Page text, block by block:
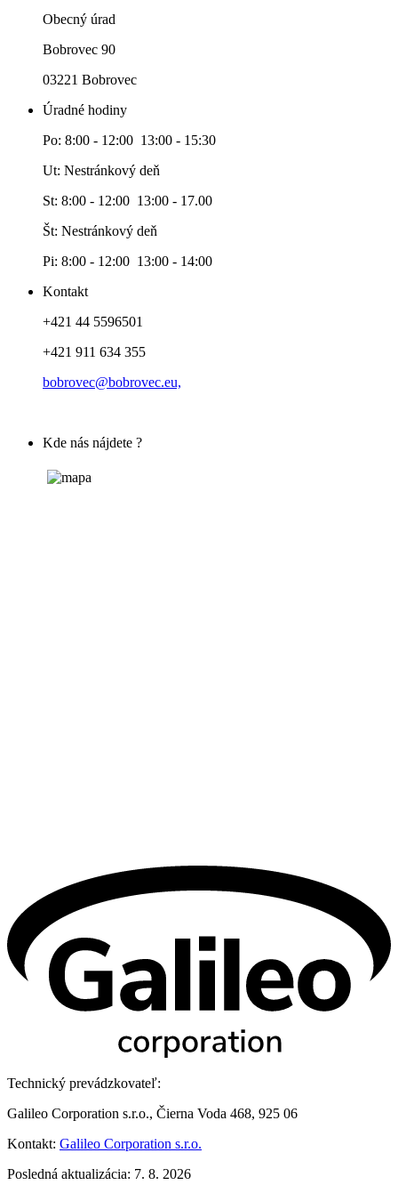
Obecný úrad
Bobrovec 90
03221 Bobrovec
Úradné hodiny
Po: 8:00 - 12:00 13:00 - 15:30
Ut: Nestránkový deň
St: 8:00 - 12:00 13:00 - 17.00
Št: Nestránkový deň
Pi: 8:00 - 12:00 13:00 - 14:00
Kontakt
+421 44 5596501
+421 911 634 355
bobrovec@bobrovec.eu,
Kde nás nájdete ?
Technický prevádzkovateľ:
Galileo Corporation s.r.o., Čierna Voda 468, 925 06
Kontakt: Galileo Corporation s.r.o.
Posledná aktualizácia: 7. 8. 2026